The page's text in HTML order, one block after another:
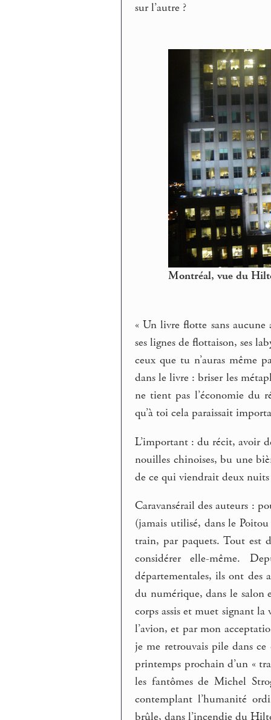
sur l’autre ?
Montréal, vue du
« Un livre flotte sans
ses lignes de flottaison, ses
ceux que tu n’auras même
dans le livre : briser les
ne tient pas l’économie du
qu’à toi cela paraissait
L’important : du récit, avoir
nouilles chinoises, bu une
de ce qui viendrait deux
Caravansérail des auteurs :
(jamais utilisé, dans le
train, par paquets. Tout est
considérer elle-même.
départementales, ils ont des
du numérique, dans le salon
corps assis et muet signant
l’avion, et par mon
je me retrouvais pile dans
printemps prochain d’un «
les fantômes de Michel
contemplant l’humanité